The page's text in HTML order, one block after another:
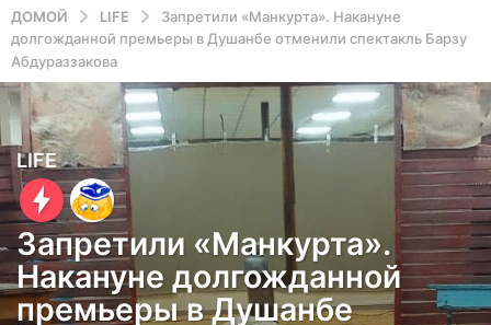
ДОМОЙ LIFE
Запретили «Манкурта». Накануне
долгожданной премьеры в Душанбе отменили спектакль Барзу
Абдураззакова
4
г
о
д
а
н
LIFE
Запретили «Манкурта».
Накануне долгожданной
премьеры в Душанбе